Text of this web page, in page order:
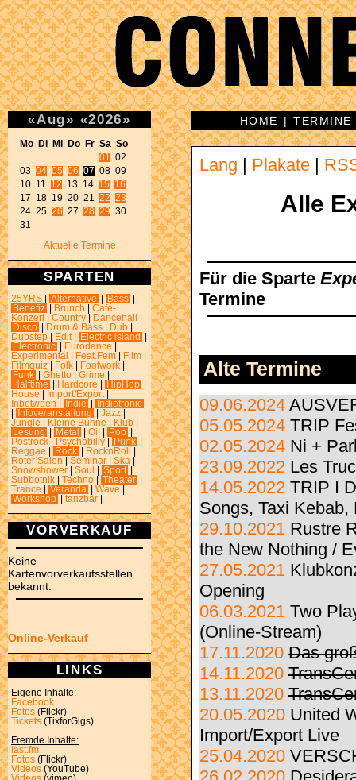
«Aug» «2026»
Mo Di Mi Do Fr Sa So
01
02
03 04 05 06 07 08 09
10 11 12 13 14 15
16
17 18 19 20 21 22 23
24 25 26 27 28 29 30
31
Aktuelle Termine
SPARTEN
25YRS Alternative Bass
Benefiz
Brunch
Café-
Konzert
Country Dancehall
Disco
Drum & Bass Dub
Dubstep
Edit Electric island
Electronic
Eurodance
Experimental
Feat.Fem Film
Filmquiz
Folk Footwork
Funk
Ghetto Grime
Halftime
Hardcore HipHop
House
Import/Export
Inbetween
Indie
Indietronic
Infoveranstaltung Jazz
Jungle
Kleine Bühne Klub
Lesung
Metal Oi! Pop
Postrock
Psychobilly Punk
Reggae
Rock RocknRoll
Roter Salon
Seminar Ska
Snowshower
Soul Sport
Subbotnik
Techno Theater
Trance
Veranda Wave
Workshop
tanzbar
VORVERKAUF
Keine
Kartenvorverkaufsstellen
bekannt.
Online-Verkauf
LINKS
Eigene Inhalte:
Facebook
Fotos (Flickr)
Tickets (TixforGigs)
Fremde Inhalte:
last.fm
Fotos (Flickr)
Videos (YouTube)
HOME |TERMINE
Lang Plakate
Alle
Für die Sparte
Termine
Alte Termine
09.06.2024
05.05.2024 TRIP
02.05.2024 Ni +
23.09.2022 Les
14.05.2022 TRIP I
Songs, Taxi
29.10.2021 Rustre
the New Nothing /
27.05.2021
Opening
06.03.2021 Two
(Online-Stream)
17.11.2020 Das
14.11.2020
13.11.2020
20.05.2020 United
Import/Export Live
25.04.2020